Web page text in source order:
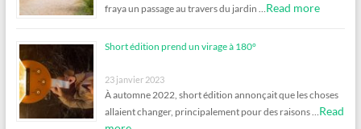
fraya un passage au travers du jardin …Read more
Short édition prend un virage à 180°
23 janvier 2023
À automne 2022, short édition annonçait que les choses
allaient changer, principalement pour des raisons …Read